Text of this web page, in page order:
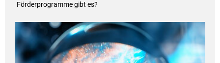
Förderprogramme gibt es?